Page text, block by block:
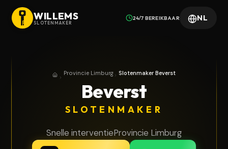
WILLEMS
SLOTENMAKER
24/7 BEREIKBAAR NL
HomeProvincie Limburg
Provincie Limburg Slotenmaker Beverst
Beverst
SLOTENMAKER
Snelle interventieProvincie Limburg